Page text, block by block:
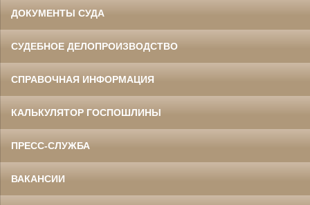
ДОКУМЕНТЫ СУДА
СУДЕБНОЕ ДЕЛОПРОИЗВОДСТВО
СПРАВОЧНАЯ ИНФОРМАЦИЯ
КАЛЬКУЛЯТОР ГОСПОШЛИНЫ
ПРЕСС-СЛУЖБА
ВАКАНСИИ